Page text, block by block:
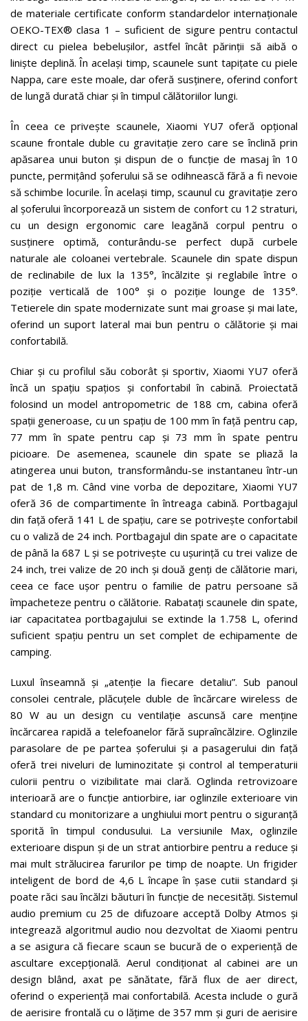
de materiale certificate conform standardelor internaționale
OEKO-TEX® clasa 1 – suficient de sigure pentru contactul
direct cu pielea bebelușilor, astfel încât părinții să aibă o
liniște deplină. În același timp, scaunele sunt tapițate cu piele
Nappa, care este moale, dar oferă susținere, oferind confort
de lungă durată chiar și în timpul călătoriilor lungi.
În ceea ce privește scaunele, Xiaomi YU7 oferă opțional
scaune frontale duble cu gravitație zero care se înclină prin
apăsarea unui buton și dispun de o funcție de masaj în 10
puncte, permițând șoferului să se odihnească fără a fi nevoie
să schimbe locurile. În același timp, scaunul cu gravitație zero
al șoferului încorporează un sistem de confort cu 12 straturi,
cu un design ergonomic care leagănă corpul pentru o
susținere optimă, conturându-se perfect după curbele
naturale ale coloanei vertebrale. Scaunele din spate dispun
de reclinabile de lux la 135°, încălzite și reglabile între o
poziție verticală de 100° și o poziție lounge de 135°.
Tetierele din spate modernizate sunt mai groase și mai late,
oferind un suport lateral mai bun pentru o călătorie și mai
confortabilă.
Chiar și cu profilul său coborât și sportiv, Xiaomi YU7 oferă
încă un spațiu spațios și confortabil în cabină. Proiectată
folosind un model antropometric de 188 cm, cabina oferă
spații generoase, cu un spațiu de 100 mm în față pentru cap,
77 mm în spate pentru cap și 73 mm în spate pentru
picioare. De asemenea, scaunele din spate se pliază la
atingerea unui buton, transformându-se instantaneu într-un
pat de 1,8 m. Când vine vorba de depozitare, Xiaomi YU7
oferă 36 de compartimente în întreaga cabină. Portbagajul
din față oferă 141 L de spațiu, care se potrivește confortabil
cu o valiză de 24 inch. Portbagajul din spate are o capacitate
de până la 687 L și se potrivește cu ușurință cu trei valize de
24 inch, trei valize de 20 inch și două genți de călătorie mari,
ceea ce face ușor pentru o familie de patru persoane să
împacheteze pentru o călătorie. Rabatați scaunele din spate,
iar capacitatea portbagajului se extinde la 1.758 L, oferind
suficient spațiu pentru un set complet de echipamente de
camping.
Luxul înseamnă și „atenție la fiecare detaliu”. Sub panoul
consolei centrale, plăcuțele duble de încărcare wireless de
80 W au un design cu ventilație ascunsă care menține
încărcarea rapidă a telefoanelor fără supraîncălzire. Oglinzile
parasolare de pe partea șoferului și a pasagerului din față
oferă trei niveluri de luminozitate și control al temperaturii
culorii pentru o vizibilitate mai clară. Oglinda retrovizoare
interioară are o funcție antiorbire, iar oglinzile exterioare vin
standard cu monitorizare a unghiului mort pentru o siguranță
sporită în timpul condusului. La versiunile Max, oglinzile
exterioare dispun și de un strat antiorbire pentru a reduce și
mai mult strălucirea farurilor pe timp de noapte. Un frigider
inteligent de bord de 4,6 L încape în șase cutii standard și
poate răci sau încălzi băuturi în funcție de necesități. Sistemul
audio premium cu 25 de difuzoare acceptă Dolby Atmos și
integrează algoritmul audio nou dezvoltat de Xiaomi pentru
a se asigura că fiecare scaun se bucură de o experiență de
ascultare excepțională. Aerul condiționat al cabinei are un
design blând, axat pe sănătate, fără flux de aer direct,
oferind o experiență mai confortabilă. Acesta include o gură
de aerisire frontală cu o lățime de 357 mm și guri de aerisire